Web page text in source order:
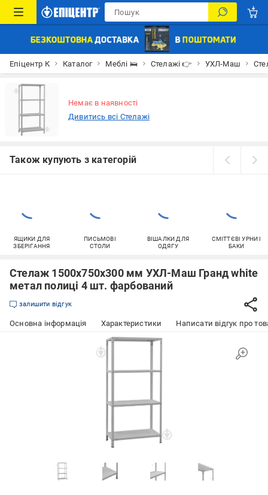
Епіцентр К Каталог Меблі 🛌 Стелажі 👉 УХЛ-Маш
Немає в наявності
Дивитись всі Стелажі
Також купують з категорій
ЯЩИКИ ДЛЯ
ЗБЕРІГАННЯ
ПИСЬМОВІ
СТОЛИ
ВІШАЛКИ ДЛЯ
ОДЯГУ
СМІТТЄВІ УРНИ І
БАКИ
Стелаж 1500x750x300 мм УХЛ-Маш Гранд white
метал полиці 4 шт. фарбований
залишити відгук
Основна інформація Характеристики Написати відгук про